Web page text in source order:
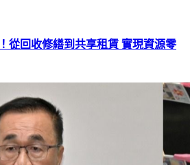
從回收修繕到共享租賃 實現資源零